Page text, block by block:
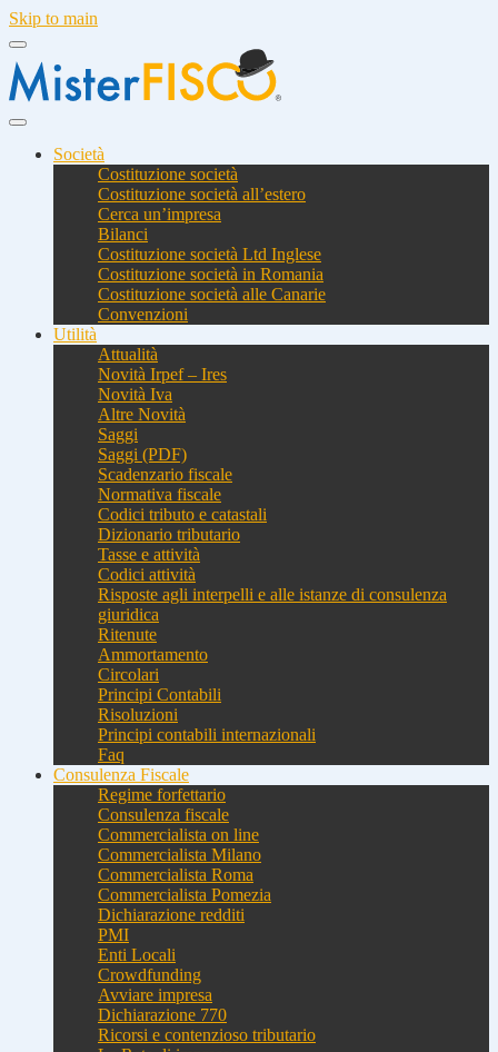
Skip to main
Società
Costituzione società
Costituzione società all’estero
Cerca un’impresa
Bilanci
Costituzione società Ltd Inglese
Costituzione società in Romania
Costituzione società alle Canarie
Convenzioni
Utilità
Attualità
Novità Irpef – Ires
Novità Iva
Altre Novità
Saggi
Saggi (PDF)
Scadenzario fiscale
Normativa fiscale
Codici tributo e catastali
Dizionario tributario
Tasse e attività
Codici attività
Risposte agli interpelli e alle istanze di consulenza
giuridica
Ritenute
Ammortamento
Circolari
Principi Contabili
Risoluzioni
Principi contabili internazionali
Faq
Consulenza Fiscale
Regime forfettario
Consulenza fiscale
Commercialista on line
Commercialista Milano
Commercialista Roma
Commercialista Pomezia
Dichiarazione redditi
PMI
Enti Locali
Crowdfunding
Avviare impresa
Dichiarazione 770
Ricorsi e contenzioso tributario